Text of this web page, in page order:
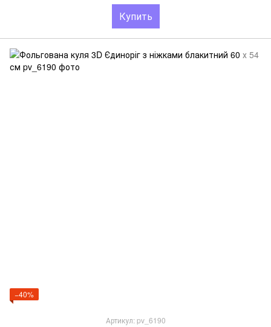
Купить
−40%
Артикул: pv_6190